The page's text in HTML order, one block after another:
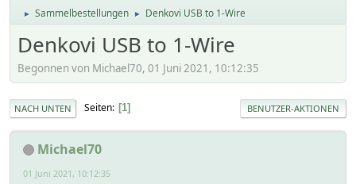
► Sammelbestellungen ► Denkovi USB to 1-Wire
Denkovi USB to 1-Wire
Begonnen von Michael70, 01 Juni 2021, 10:12:35
NACH UNTEN Seiten 1 BENUTZER-AKTIONEN
Michael70
01 Juni 2021, 10:12:35